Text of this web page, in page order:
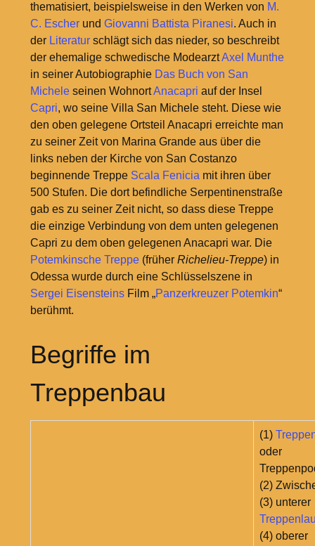
thematisiert, beispielsweise in den Werken von M.
C. Escherund Giovanni Battista Piranesi. Auch in
der Literaturschlägt sich das nieder, so beschreibt
der ehemalige schwedische ModearztAxel Munthe
in seiner Autobiographie Das Buch von San
Micheleseinen WohnortAnacapri auf der Insel
Capri, wo seine Villa San Michele steht. Diese wie
den oben gelegene Ortsteil Anacapri erreichte man
zu seiner Zeit von Marina Grande aus über die
links neben der Kirche von San Costanzo
beginnende Treppe Scala Fenicia mit ihren über
500 Stufen. Die dort befindliche Serpentinenstraße
gab es zu seiner Zeit nicht, so dass diese Treppe
die einzige Verbindung von dem unten gelegenen
Capri zu dem oben gelegenen Anacapri war. Die
Potemkinsche Treppe(früher Richelieu-Treppe) in
Odessa wurde durch eine Schlüsselszene in
Sergei EisensteinsFilm „Panzerkreuzer Potemkin“
berühmt.
Begriffe im
Treppenbau
(1)
oder
(2)
(3) unterer
(4) oberer